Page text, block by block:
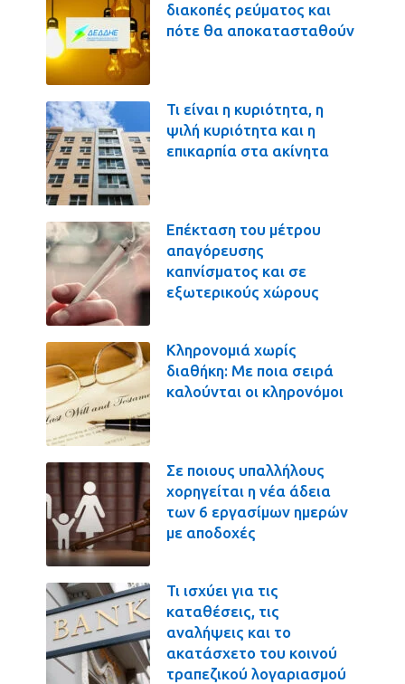
διακοπές ρεύματος και
πότε θα αποκατασταθούν
Τι είναι η κυριότητα, η
ψιλή κυριότητα και η
επικαρπία στα ακίνητα
Επέκταση του μέτρου
απαγόρευσης
καπνίσματος και σε
εξωτερικούς χώρους
Κληρονομιά χωρίς
διαθήκη: Με ποια σειρά
καλούνται οι κληρονόμοι
Σε ποιους υπαλλήλους
χορηγείται η νέα άδεια
των 6 εργασίμων ημερών
με αποδοχές
Τι ισχύει για τις
καταθέσεις, τις
αναλήψεις και το
ακατάσχετο του κοινού
τραπεζικού λογαριασμού